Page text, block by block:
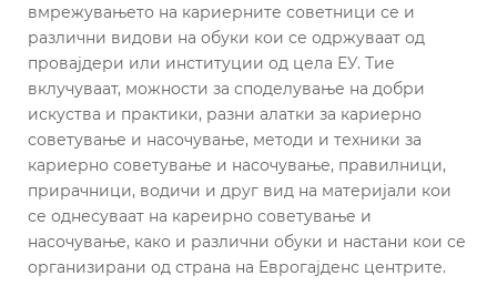
вмрежувањето на кариерните советници се и
различни видови на обуки кои се одржуваат од
провајдери или институции од цела ЕУ. Тие
вклучуваат, можности за споделување на добри
искуства и практики, разни алатки за кариерно
советување и насочување, методи и техники за
кариерно советување и насочување, правилници,
прирачници, водичи и друг вид на материјали кои
се однесуваат на кареирно советување и
насочување, како и различни обуки и настани кои се
организирани од страна на Еврогајденс центрите.